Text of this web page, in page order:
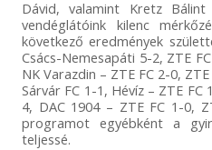
Dávid, valamint Kretz
vendéglátóink kilenc
következő eredmények
Csács-Nemesapáti 5-2, ZTE
NK Varazdin – ZTE FC 2-0,
Sárvár FC 1-1, Hévíz – ZTE FC
4, DAC 1904 – ZTE FC 1-0,
programot egyébként a
teljessé.